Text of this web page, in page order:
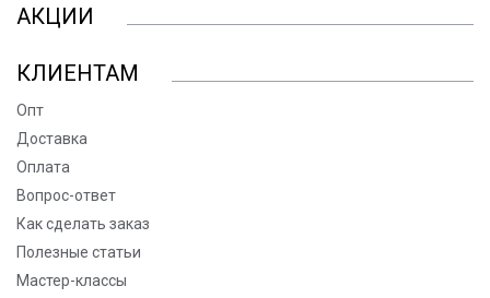
АКЦИИ
КЛИЕНТАМ
Опт
Доставка
Оплата
Вопрос-ответ
Как сделать заказ
Полезные статьи
Мастер-классы